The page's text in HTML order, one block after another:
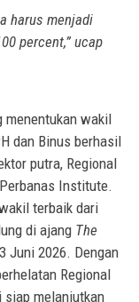
harus menjadi
percent,” ucap
menentukan wakil
dan Binus berhasil
putra, Regional
Institute.
terbaik dari
di ajang The
Juni 2026. Dengan
Regional
siap melanjutkan